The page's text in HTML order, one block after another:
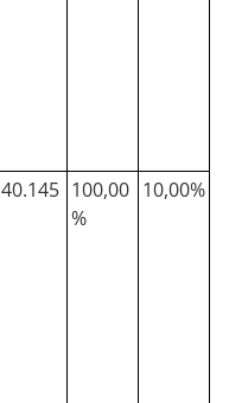
40.145 100,00
%
10,00%